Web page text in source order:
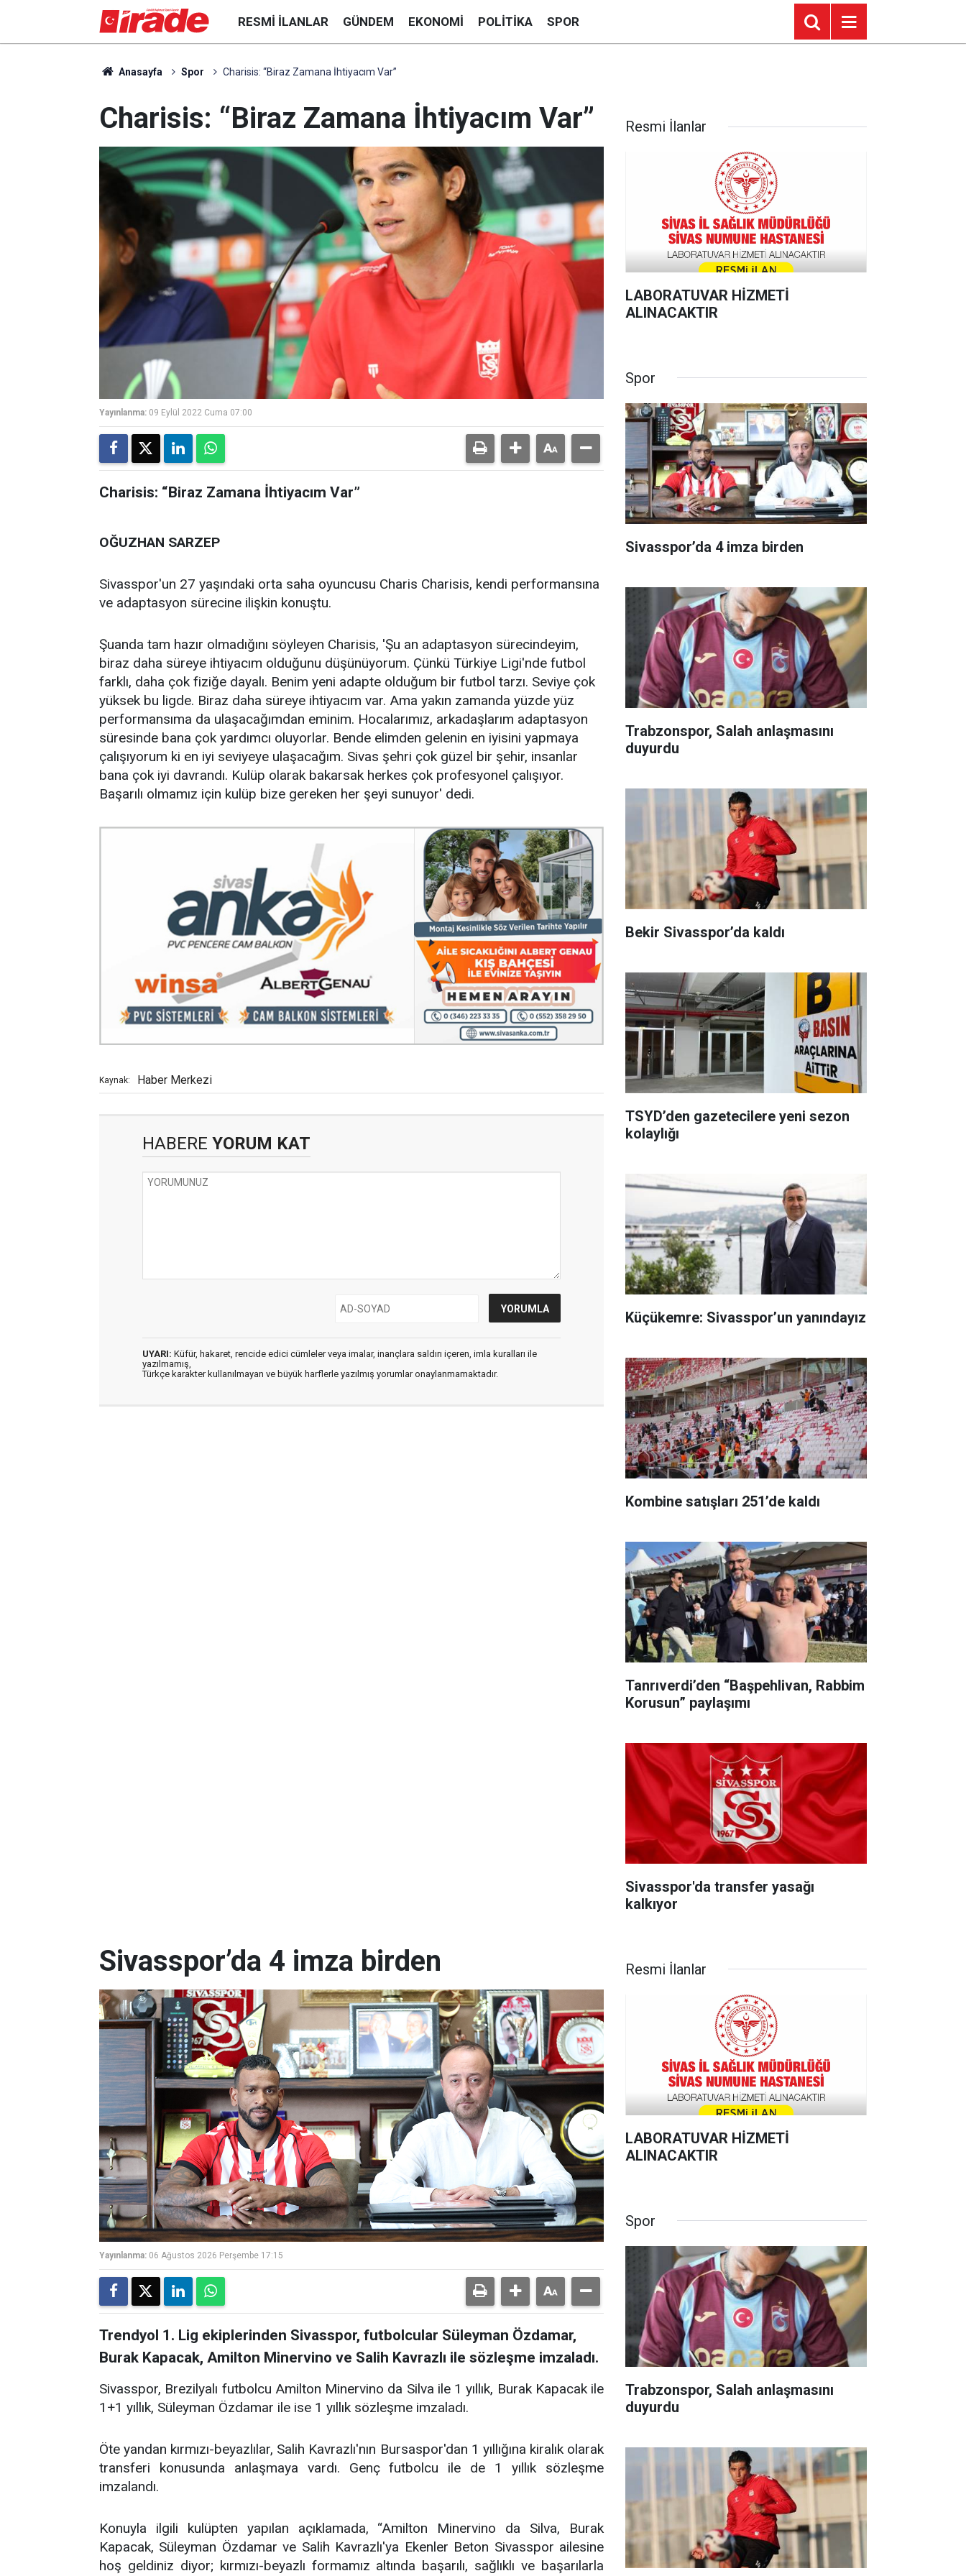
RESMI İLANLAR GÜNDEM EKONOMI POLITIKA SPOR
Anasayfa Spor Charisis: “Biraz Zamana İhtiyacım Var”
Charisis: “Biraz Zamana İhtiyacım Var”
Yayınlanma: 09 Eylül 2022 Cuma 07:00
Charisis: “Biraz Zamana İhtiyacım Var”
OĞUZHAN SARZEP
Sivasspor'un 27 yaşındaki orta saha oyuncusu Charis Charisis, kendi performansına
ve adaptasyon sürecine ilişkin konuştu.
Şuanda tam hazır olmadığını söyleyen Charisis, 'Şu an adaptasyon sürecindeyim,
biraz daha süreye ihtiyacım olduğunu düşünüyorum. Çünkü Türkiye Ligi'nde futbol
farklı, daha çok fiziğe dayalı. Benim yeni adapte olduğum bir futbol tarzı. Seviye çok
yüksek bu ligde. Biraz daha süreye ihtiyacım var. Ama yakın zamanda yüzde yüz
performansıma da ulaşacağımdan eminim. Hocalarımız, arkadaşlarım adaptasyon
süresinde bana çok yardımcı oluyorlar. Bende elimden gelenin en iyisini yapmaya
çalışıyorum ki en iyi seviyeye ulaşacağım. Sivas şehri çok güzel bir şehir, insanlar
bana çok iyi davrandı. Kulüp olarak bakarsak herkes çok profesyonel çalışıyor.
Başarılı olmamız için kulüp bize gereken her şeyi sunuyor' dedi.
Kaynak: Haber Merkezi
HABERE YORUM KAT
UYARI: Küfür, hakaret, rencide edici cümleler veya imalar, inançlara saldırı içeren, imla kuralları ile
yazılmamış,
Türkçe karakter kullanılmayan ve büyük harflerle yazılmış yorumlar onaylanmamaktadır.
Resmi İlanlar
LABORATUVAR HİZMETİ
ALINACAKTIR
Spor
Sivasspor’da 4 imza birden
Trabzonspor, Salah anlaşmasını
duyurdu
Bekir Sivasspor’da kaldı
TSYD’den gazetecilere yeni sezon
kolaylığı
Küçükemre: Sivasspor’un yanındayız
Kombine satışları 251’de kaldı
Tanrıverdi’den “Başpehlivan, Rabbim
Korusun” paylaşımı
Sivasspor'da transfer yasağı
kalkıyor
Sivasspor’da 4 imza birden
Yayınlanma: 06 Ağustos 2026 Perşembe 17:15
Trendyol 1. Lig ekiplerinden Sivasspor, futbolcular Süleyman Özdamar,
Burak Kapacak, Amilton Minervino ve Salih Kavrazlı ile sözleşme imzaladı.
Sivasspor, Brezilyalı futbolcu Amilton Minervino da Silva ile 1 yıllık, Burak Kapacak ile
1+1 yıllık, Süleyman Özdamar ile ise 1 yıllık sözleşme imzaladı.
Öte yandan kırmızı-beyazlılar, Salih Kavrazlı'nın Bursaspor'dan 1 yıllığına kiralık olarak
transferi konusunda anlaşmaya vardı. Genç futbolcu ile de 1 yıllık sözleşme
imzalandı.
Konuyla ilgili kulüpten yapılan açıklamada, “Amilton Minervino da Silva, Burak
Kapacak, Süleyman Özdamar ve Salih Kavrazlı'ya Ekenler Beton Sivasspor ailesine
hoş geldiniz diyor; kırmızı-beyazlı formamız altında başarılı, sağlıklı ve başarılarla
Resmi İlanlar
LABORATUVAR HİZMETİ
ALINACAKTIR
Spor
Trabzonspor, Salah anlaşmasını
duyurdu